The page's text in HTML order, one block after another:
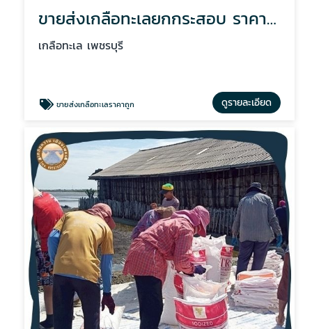
ขายส่งเกลือทะเลยกกระสอบ ราคาถูก
เกลือทะเล เพชรบุรี
ขายส่งเกลือทะเลราคาถูก ดูรายละเอียด